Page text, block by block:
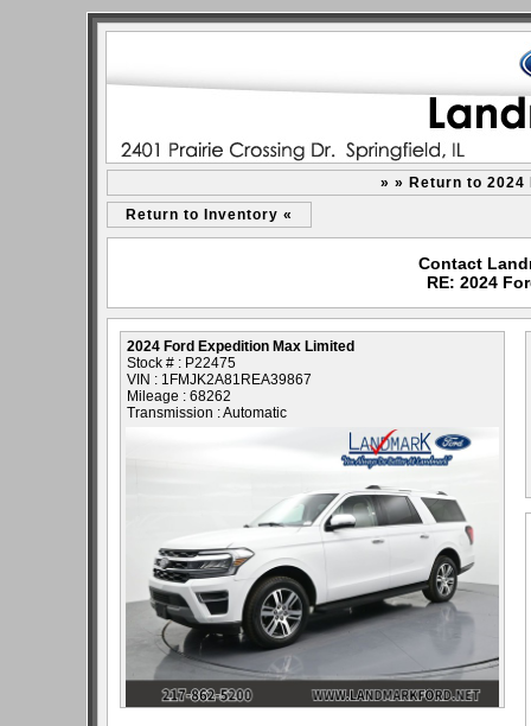
» » Return to
Return to Inventory «
Contact
RE: 2024
2024 Ford Expedition Max Limited
Stock # : P22475
VIN : 1FMJK2A81REA39867
Mileage : 68262
Transmission : Automatic